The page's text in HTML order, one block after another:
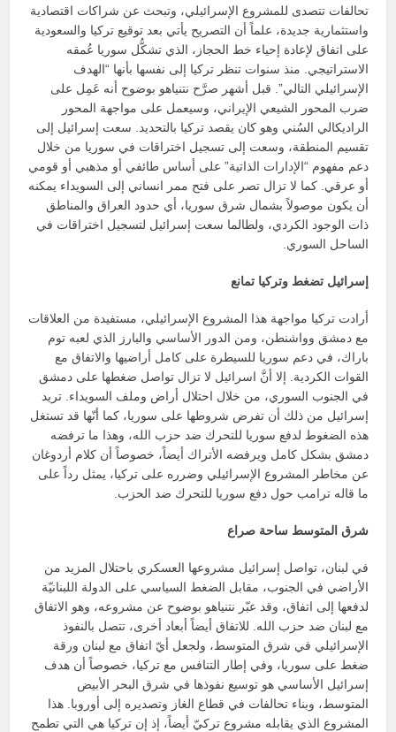
تحالفات تتصدى للمشروع الإسرائيلي، وتبحث عن شراكات اقتصادية
واستثمارية جديدة، علماً أن التصريح يأتي بعد توقيع تركيا والسعودية
على اتفاق لإعادة إحياء خط الحجاز، الذي تشكُّل سوريا عُمقه
الاستراتيجي. منذ سنوات تنظر تركيا إلى نفسها بأنها “الهدف
الإسرائيلي التالي”. قبل أشهر صرَّح نتنياهو بوضوح أنه عَمِل على
ضرب المحور الشيعي الإيراني، وسيعمل على مواجهة المحور
الراديكالي السُني وهو كان يقصد تركيا بالتحديد. سعت إسرائيل إلى
تقسيم المنطقة، وسعت إلى تسجيل اختراقات في سوريا من خلال
دعم مفهوم “الإدارات الذاتية” على أساس طائفي أو مذهبي أو قومي
أو عرقي. كما لا تزال تصر على فتح ممر انساني إلى السويداء يمكنه
أن يكون موصولاً بشمال شرق سوريا، أي حدود العراق والمناطق
ذات الوجود الكردي، ولطالما سعت إسرائيل لتسجيل اختراقات في
الساحل السوري.
إسرائيل تضغط وتركيا تمانع
أرادت تركيا مواجهة هذا المشروع الإسرائيلي، مستفيدة من العلاقات
مع دمشق وواشنطن، ومن الدور الأساسي والبارز الذي لعبه توم
باراك، في دعم سوريا للسيطرة على كامل أراضيها والاتفاق مع
القوات الكردية. إلا أنَّ اسرائيل لا تزال تواصل ضغطها على دمشق
في الجنوب السوري، من خلال احتلال أراض وملف السويداء. تريد
إسرائيل من ذلك أن تفرض شروطها على سوريا، كما أنّها قد تستغل
هذه الضغوط لدفع سوريا للتحرك ضد حزب الله، وهذا ما ترفضه
دمشق بشكل كامل ويرفضه الأتراك أيضاً، خصوصاً أن كلام أردوغان
عن مخاطر المشروع الإسرائيلي وضرره على تركيا، يمثل رداً على
ما قاله ترامب حول دفع سوريا للتحرك ضد الحزب.
شرق المتوسط ساحة صراع
في لبنان، تواصل إسرائيل مشروعها العسكري باحتلال المزيد من
الأراضي في الجنوب، مقابل الضغط السياسي على الدولة اللبنانيّة
لدفعها إلى اتفاق، وقد عبّر نتنياهو بوضوح عن مشروعه، وهو الاتفاق
مع لبنان ضد حزب الله. للاتفاق أيضاً أبعاد أخرى، تتصل بالنفوذ
الإسرائيلي في شرق المتوسط، ولجعل أيّ اتفاق مع لبنان ورقة
ضغط على سوريا، وفي إطار التنافس مع تركيا، خصوصاً أن هدف
إسرائيل الأساسي هو توسيع نفوذها في شرق البحر الأبيض
المتوسط، وبناء تحالفات في قطاع الغاز وتصديره إلى أوروبا. هذا
المشروع الذي يقابله مشروع تركيّ أيضاً، إذ إن تركيا هي التي تطمح